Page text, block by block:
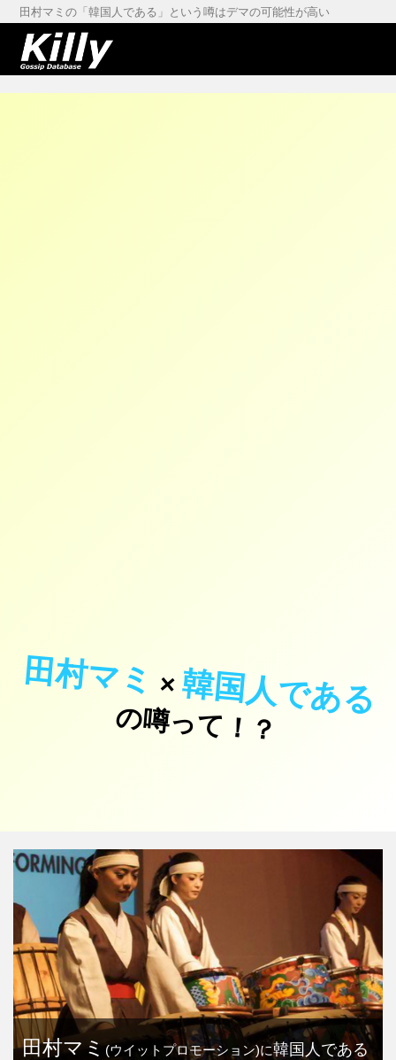
田村マミの「韓国人である」という噂はデマの可能性が高い
田村マミ ×韓国人である
の噂って！？
田村マミ(ウイットプロモーション)に韓国人である